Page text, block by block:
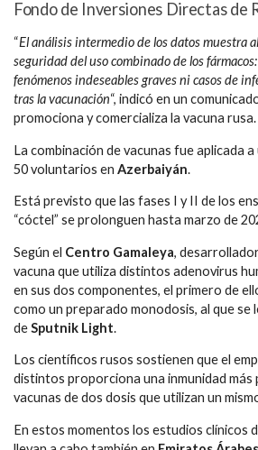
Fondo de Inversiones Directas de
“El análisis intermedio de los datos muestra
seguridad del uso combinado de los
fenómenos indeseables graves ni casos de
tras la vacunación“, indicó en un
promociona y comercializa la vacuna rusa.
La combinación de vacunas fue aplicada
50 voluntarios en Azerbaiyán.
Está previsto que las fases I y II de los
“cóctel” se prolonguen hasta marzo de
Según el Centro Gamaleya,
vacuna que utiliza distintos adenovirus
en sus dos componentes, el primero de
como un preparado monodosis, al que se
deSputnik Light.
Los científicos rusos sostienen que el
distintos proporciona una inmunidad más
vacunas de dos dosis que utilizan un
En estos momentos los estudios clínicos